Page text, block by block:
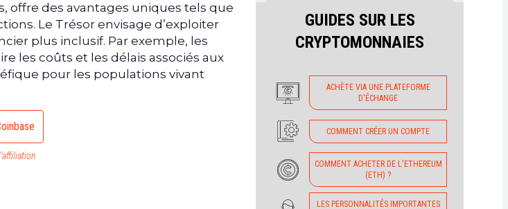
offre des avantages uniques tels que
Le Trésor envisage d’exploiter
plus inclusif. Par exemple, les
les coûts et les délais associés aux
pour les populations vivant
GUIDES SUR LES
CRYPTOMONNAIES
ACHÈTE VIA UNE PLATEFORME
D'ÉCHANGE
COMMENT CRÉER UN COMPTE
COMMENT ACHETER DE L'ETHEREUM
(ETH) ?
LES PERSONNALITÉS IMPORTANTES